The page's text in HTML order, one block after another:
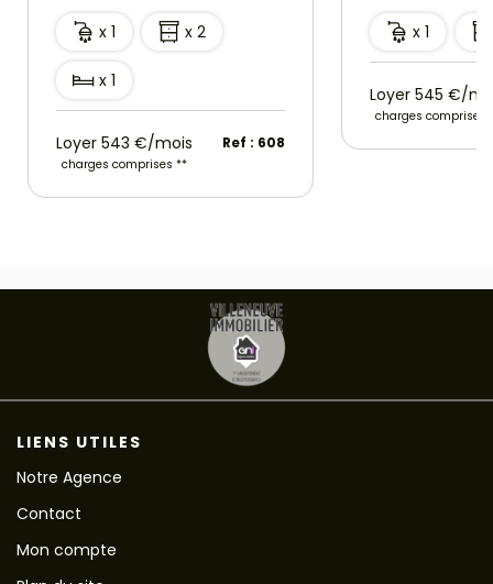
x 1 x 2
x 1
Loyer 543 €/mois
charges comprises **
Ref : 608
x 1
Loyer 545 €/
charges comprises
LIENS UTILES
Notre Agence
Contact
Mon compte